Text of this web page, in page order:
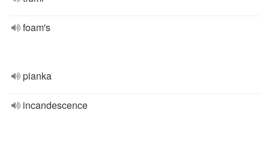
foam's
pianka
incandescence